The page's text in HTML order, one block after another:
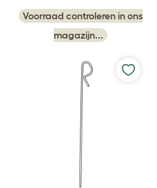
Voorraad controleren in ons
magazijn...